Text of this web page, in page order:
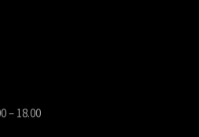
– 18.00